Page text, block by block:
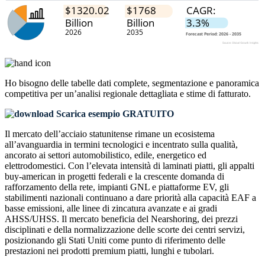
Ho bisogno delle tabelle dati complete, segmentazione e panoramica
competitiva per un’analisi regionale dettagliata e stime di fatturato.
Scarica esempio GRATUITO
Il mercato dell’acciaio statunitense rimane un ecosistema
all’avanguardia in termini tecnologici e incentrato sulla qualità,
ancorato ai settori automobilistico, edile, energetico ed
elettrodomestici. Con l’elevata intensità di laminati piatti, gli appalti
buy-american in progetti federali e la crescente domanda di
rafforzamento della rete, impianti GNL e piattaforme EV, gli
stabilimenti nazionali continuano a dare priorità alla capacità EAF a
basse emissioni, alle linee di zincatura avanzate e ai gradi
AHSS/UHSS. Il mercato beneficia del Nearshoring, dei prezzi
disciplinati e della normalizzazione delle scorte dei centri servizi,
posizionando gli Stati Uniti come punto di riferimento delle
prestazioni nei prodotti premium piatti, lunghi e tubolari.